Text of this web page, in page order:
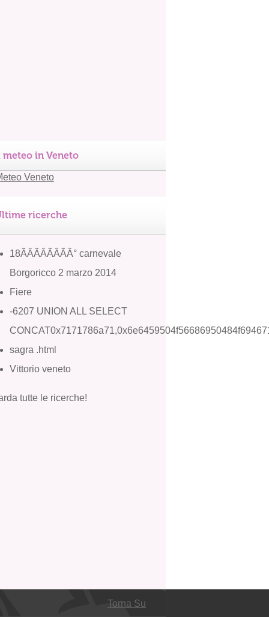
meteo in Veneto
ricerche
18ÃÂÃÂÃÂÃÂ° carnevale
Borgoricco 2 marzo 2014
Fiere
-6207 UNION ALL SELECT
sagra .html
Vittorio veneto
tutte le ricerche!
Torna Su